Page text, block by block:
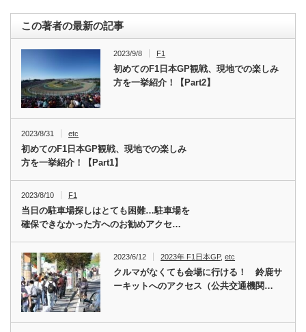
この著者の最新の記事
2023/9/8 F1
初めてのF1日本GP観戦、現地での楽しみ
方を一挙紹介！【Part2】
2023/8/31 etc
初めてのF1日本GP観戦、現地での楽しみ
方を一挙紹介！【Part1】
2023/8/10 F1
当日の駐車場探しはとても困難…駐車場を
確保できなかった方へのお勧めアクセ…
2023/6/12 2023年 F1日本GP,etc
クルマがなくても会場に行ける！ 鈴鹿サ
ーキットへのアクセス（公共交通機関…